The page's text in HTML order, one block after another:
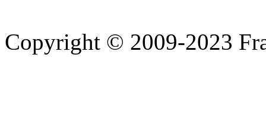
Copyright © 2009-2023